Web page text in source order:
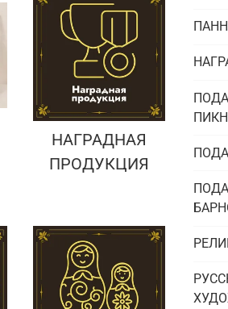
НАГРАДНАЯ
ПРОДУКЦИЯ